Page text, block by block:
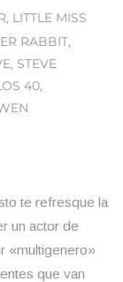
, LITTLE MISS
RABBIT,
, STEVE
40,
te refresque la
un actor de
«multigenero»
que van